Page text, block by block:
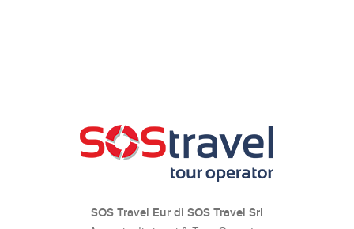
SOS Travel Eur di SOS Travel Srl